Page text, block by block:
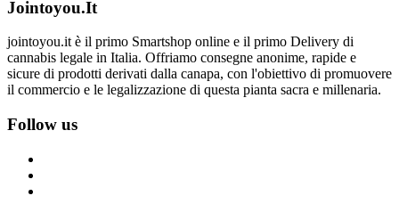
Jointoyou.It
jointoyou.it è il primo Smartshop online e il primo Delivery di
cannabis legale in Italia. Offriamo consegne anonime, rapide e
sicure di prodotti derivati dalla canapa, con l'obiettivo di promuovere
il commercio e le legalizzazione di questa pianta sacra e millenaria.
Follow us